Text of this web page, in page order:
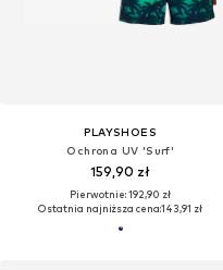
PLAYSHOES
Ochrona UV 'Surf'
159,90 zł
Pierwotnie: 192,90 zł
Ostatnia najniższa cena:143,91 zł